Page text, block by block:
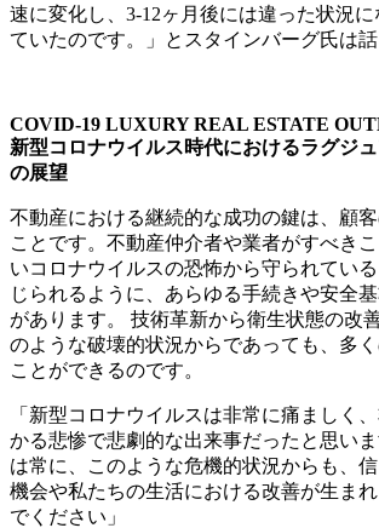
速に変化し、3-12ヶ月後には違った状況
ていたのです。」
とスタインバーグ氏は話
COVID-19 LUXURY REAL ESTATE
新型コロナウイルス時代におけるラグジ
の展望
不動産における継続的な成功の鍵は、 顧
ことです。 不動産仲介者や業者がすべきこ
いコロナウイルスの恐怖から守られてい
じられるように、 あらゆる手続きや安全
があります。 技術革新から衛生状態の改
のような破壊的状況からであっても、 多
ことができるのです。
「新型コロナウイルスは非常に痛ましく、
かる悲惨で悲劇的な出来事だったと思いま
は常に、このような危機的状況からも、
機会や私たちの生活における改善が生まれ
でください」